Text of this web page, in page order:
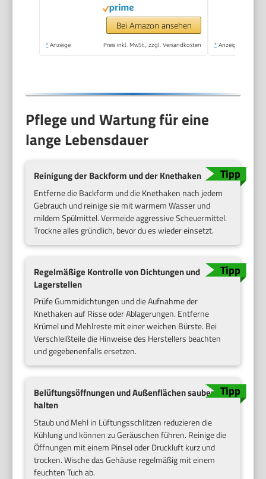
Bei Amazon ansehen
* Anzeige Preis inkl. MwSt., zzgl. Versandkosten * Anzeige
Pflege und Wartung für eine
lange Lebensdauer
Reinigung der Backform und der Knethaken
Entferne die Backform und die Knethaken nach jedem
Gebrauch und reinige sie mit warmem Wasser und
mildem Spülmittel. Vermeide aggressive Scheuermittel.
Trockne alles gründlich, bevor du es wieder einsetzt.
Regelmäßige Kontrolle von Dichtungen und
Lagerstellen
Prüfe Gummidichtungen und die Aufnahme der
Knethaken auf Risse oder Ablagerungen. Entferne
Krümel und Mehlreste mit einer weichen Bürste. Bei
Verschleißteile die Hinweise des Herstellers beachten
und gegebenenfalls ersetzen.
Belüftungsöffnungen und Außenflächen sauber
halten
Staub und Mehl in Lüftungsschlitzen reduzieren die
Kühlung und können zu Geräuschen führen. Reinige die
Öffnungen mit einem Pinsel oder Druckluft kurz und
trocken. Wische das Gehäuse regelmäßig mit einem
feuchten Tuch ab.